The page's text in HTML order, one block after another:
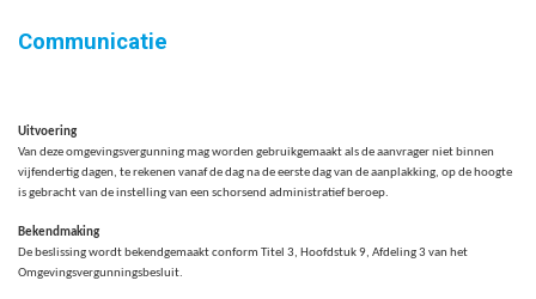
Communicatie
Uitvoering
Van deze omgevingsvergunning mag worden gebruikgemaakt als de aanvrager niet binnen
vijfendertigdagen, te rekenen vanaf de dag na de eerste dag van de aanplakking, op de hoogte
is gebracht van de instelling van een schorsend administratief beroep.
Bekendmaking
De beslissing wordt bekendgemaakt conform Titel 3, Hoofdstuk 9, Afdeling 3 van het
Omgevingsvergunningsbesluit.